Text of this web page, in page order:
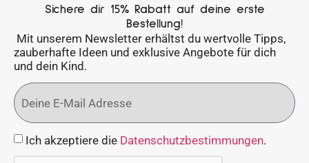
Sichere dir 15% Rabatt auf deine erste
Bestellung!
Mit unserem Newsletter erhältst du wertvolle Tipps,
zauberhafte Ideen und exklusive Angebote für dich
und dein Kind.
Ich akzeptiere die Datenschutzbestimmungen.